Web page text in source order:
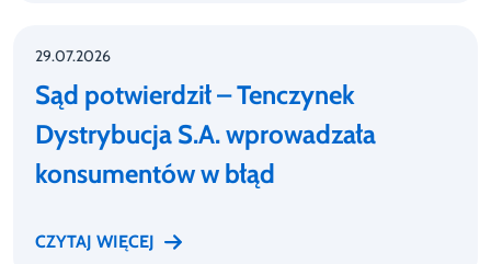
29.07.2026
Sąd potwierdził – Tenczynek
Dystrybucja S.A. wprowadzała
konsumentów w błąd
CZYTAJ WIĘCEJ